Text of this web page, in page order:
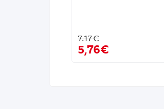
7.17€
5,76€